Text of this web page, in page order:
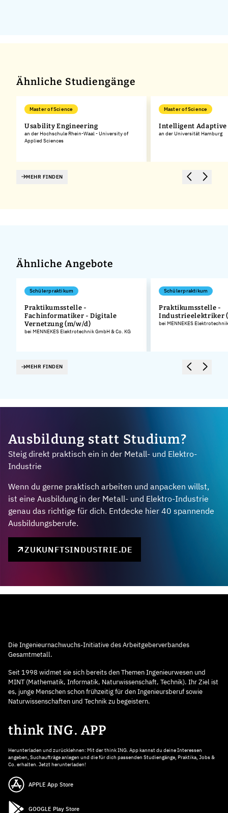
Ähnliche Studiengänge
Master of Science
Usability Engineering
an der Hochschule Rhein-Waal - University of
Applied Sciences
Master of Science
Intelligent Adaptive
an der Universität Hamburg
MEHR FINDEN
Ähnliche Angebote
Schülerpraktikum
Praktikumsstelle -
Fachinformatiker - Digitale
Vernetzung (m/w/d)
bei MENNEKES Elektrotechnik GmbH & Co. KG
Schülerpraktikum
Praktikumsstelle -
Industrieelektriker
bei MENNEKES
MEHR FINDEN
Ausbildung statt Studium?
Steig direkt praktisch ein in der Metall- und Elektro-
Industrie
Wenn du gerne praktisch arbeiten und anpacken willst,
ist eine Ausbildung in der Metall- und Elektro-Industrie
genau das richtige für dich. Entdecke hier 40 spannende
Ausbildungsberufe.
ZUKUNFTSINDUSTRIE.DE
Die Ingenieurnachwuchs-Initiative des Arbeitgeberverbandes
Gesamtmetall.
Seit 1998 widmet sie sich bereits den Themen Ingenieurwesen und
MINT (Mathematik, Informatik, Naturwissenschaft, Technik). Ihr Ziel ist
es, junge Menschen schon frühzeitig für den Ingenieursberuf sowie
Naturwissenschaften und Technik zu begeistern.
think ING. APP
Herunterladen und zurücklehnen: Mit der think ING. App kannst du deine Interessen
angeben, Suchaufträge anlegen und die für dich passenden Studiengänge, Praktika, Jobs &
Co. erhalten. Jetzt herunterladen!
APPLE App Store
GOOGLE Play Store